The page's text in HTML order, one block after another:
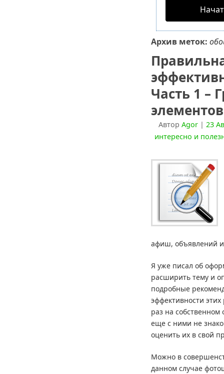
Архив меток:
Часть 1 –
Автор Agor | 23
интересно и
афиш, объявлений
Я уже писал об
расширить тему и
подробные
эффективности
раз на
еще с ними не
оценить их в свой
Можно в
данном случае